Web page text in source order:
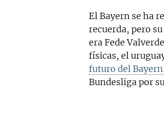
El Bayern se ha
recuerda, pero
era Fede
físicas, el
futuro del Bayern
Bundesliga por